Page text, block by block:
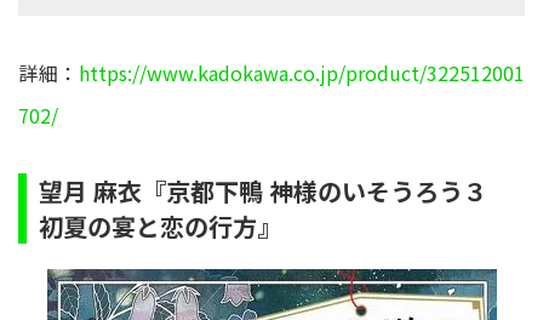
詳細： https://www.kadokawa.co.jp/product/322512001
702/
望月 麻衣『京都下鴨 神様のいそうろう３
初夏の宴と恋の行方』